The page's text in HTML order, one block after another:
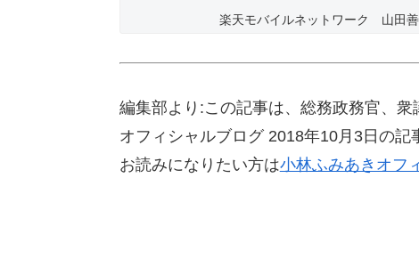
楽天モバイルネットワーク 山田
編集部より:この記事は、総務政務官、
オフィシャルブログ 2018年10月3日の
お読みになりたい方は小林ふみあきオフ